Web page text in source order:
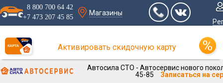
8 800 700 64 42
+7 473 207 45 85
Магазины
Активировать скидочную карту
Автосила СТО - Автосервис нового
45-85
Записаться на